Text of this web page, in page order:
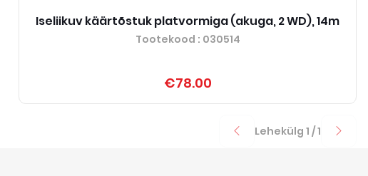
Iseliikuv käärtõstuk platvormiga (akuga, 2 WD), 14m
Tootekood : 030514
€78.00
Lehekülg 1 /1